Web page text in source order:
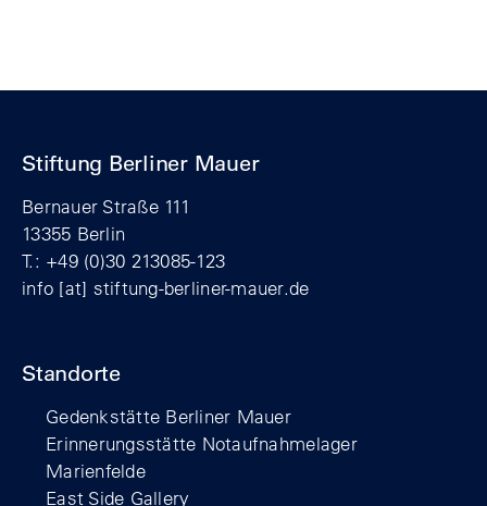
Stiftung Berliner Mauer
Bernauer Straße 111
13355 Berlin
T.: +49 (0)30 213085-123
info [at] stiftung-berliner-mauer.de
Standorte
Gedenkstätte Berliner Mauer
Erinnerungsstätte Notaufnahmelager
Marienfelde
East Side Gallery